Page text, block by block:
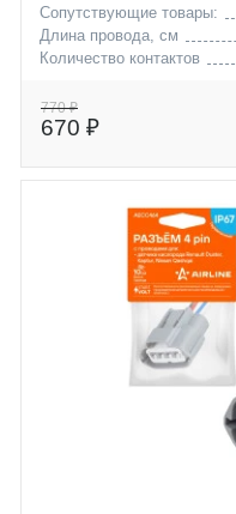
Сопутствующие товары:
Длина провода, см
Количество контактов
770 ₽
670 ₽